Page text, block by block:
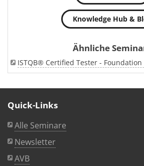
Knowledge Hub &
Ähnliche
ISTQB® Certified Tester - Foundation
Quick-Links
Alle Seminare
Newsletter
AVB